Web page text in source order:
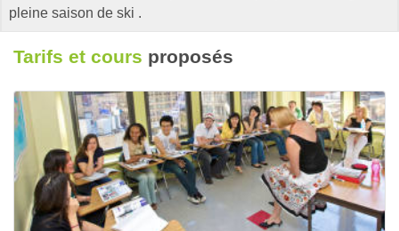
pleine saison de ski .
Tarifs et cours proposés